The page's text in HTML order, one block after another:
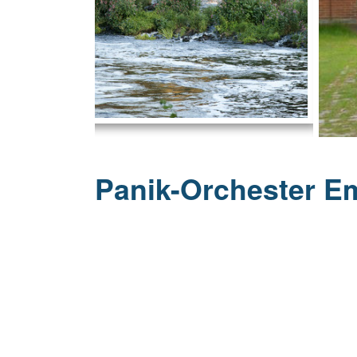
20
Panik-Orchester